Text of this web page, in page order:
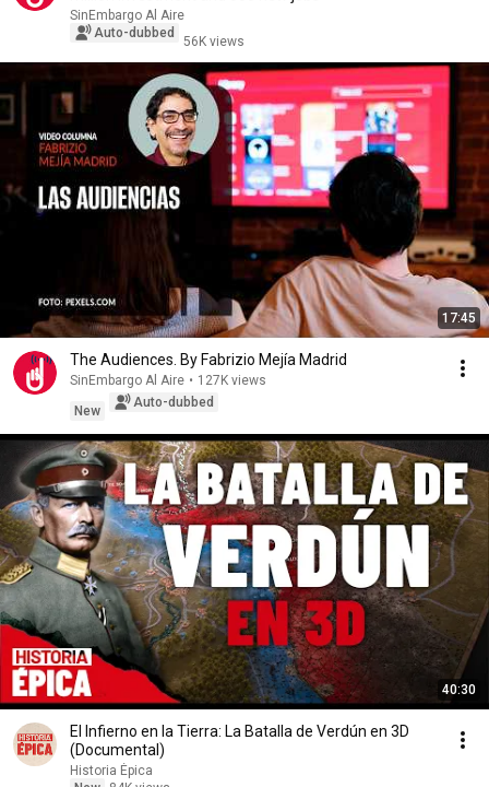
SinEmbargo Al Aire
Auto-dubbed
56K views
17:45
The Audiences. By Fabrizio Mejía Madrid
SinEmbargo Al Aire • 127K views
New
Auto-dubbed
40:30
El Infierno en la Tierra: La Batalla de Verdún en 3D
(Documental)
Historia Épica